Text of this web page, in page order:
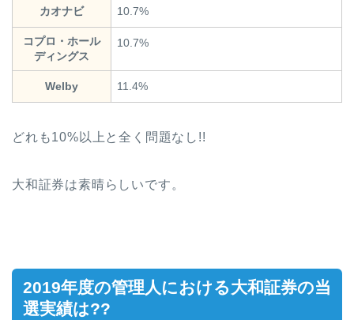
カオナビ 10.7%
コプロ・ホール
ディングス
10.7%
Welby 11.4%
どれも10%以上と全く問題なし!!
大和証券は素晴らしいです。
2019年度の管理人における大和証券の当
選実績は??